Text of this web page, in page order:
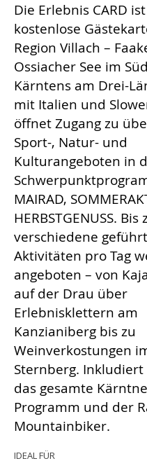
Die Erlebnis CARD
kostenlose
Region Villach –
Ossiacher See im
Kärntens am Drei-
mit Italien und
öffnet Zugang zu
Sport-, Natur- und
Kulturangeboten in
MAIRAD,
HERBSTGENUSS. Bis
verschiedene
Aktivitäten pro Tag
angeboten – von
auf der Drau über
Erlebnisklettern am
Kanzianiberg bis zu
Weinverkostungen
Sternberg. Inkludiert
das gesamte
Programm und der
Mountainbiker.
IDEAL FÜR